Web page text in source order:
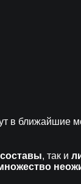
в ближайшие
, так и